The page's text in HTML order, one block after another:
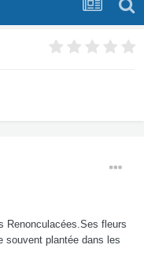
Renonculacées.Ses fleurs
souvent plantée dans les